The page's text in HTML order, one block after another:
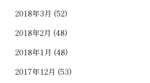
2018年3月 (52)
2018年2月 (48)
2018年1月 (48)
2017年12月 (53)